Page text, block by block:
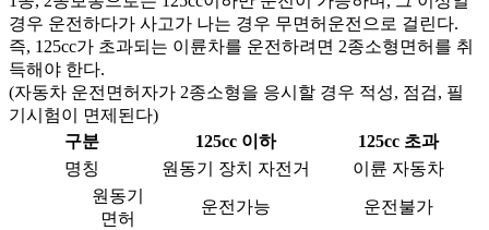
경우 운전하다가 사고가 나는 경우 무면허운전으로 걸린다.
즉, 125cc가 초과되는 이륜차를 운전하려면 2종소형면허를 취
득해야 한다.
(자동차 운전면허자가 2종소형을 응시할 경우 적성, 점검, 필
기시험이 면제된다)
구분
125cc 이하
125cc 초과
명칭
원동기 장치 자전거 이륜 자동차
원동기
면허
운전가능 운전불가